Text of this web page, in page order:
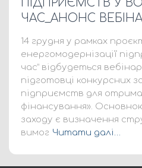
ПІДПРИЄМСТВ У
ЧАС_АНОНС
14 грудня у рамках
енергомодернізації
час” відбудеться
підготовці конкурсних
підприємств для
фінансування».
заходу є визначення
вимог Читати далі…